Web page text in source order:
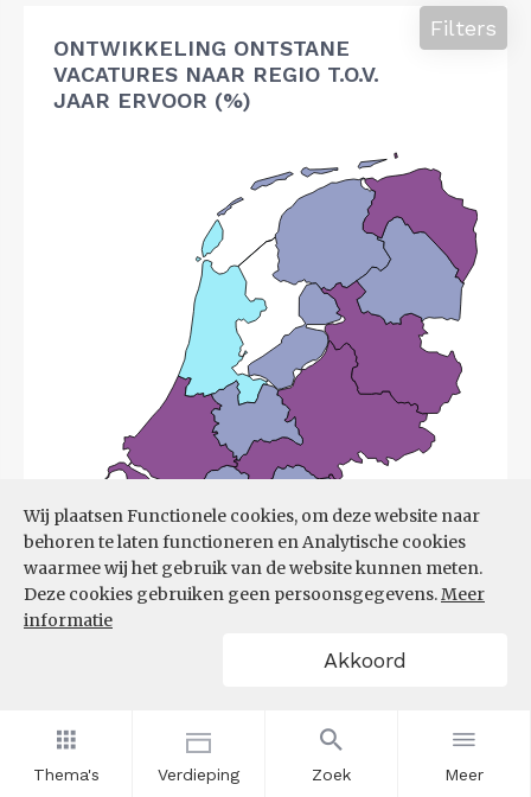
Thema's Verdieping Zoek Meer
Wij plaatsen Functionele cookies, om deze website naar
behoren te laten functioneren en Analytische cookies
waarmee wij het gebruik van de website kunnen meten.
Deze cookies gebruiken geen persoonsgegevens.Meer
informatie
Akkoord
ONTWIKKELING ONTSTANE
VACATURES NAAR REGIO T.O.V.
JAAR ERVOOR (%)
Filters
Bron:
Filters